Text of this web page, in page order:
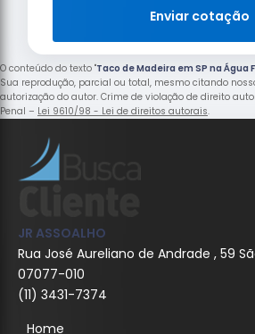
Enviar cotação
O conteúdo do texto "Taco de Madeira em SP na Água
Sua reprodução, parcial ou total, mesmo citando
autorização do autor. Crime de violação de direito
Penal – Lei 9610/98 - Lei de direitos autorais.
JR ASSOALHO
Rua José Aureliano de Andrade , 59
07077-010
(11) 3431-7374
Home